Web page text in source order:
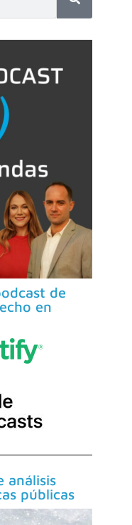
de
en
análisis
públicas